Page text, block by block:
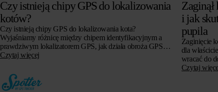
Czy istnieją chipy GPS do lokalizowania
kotów?
Czy istnieją chipy GPS do lokalizowania kota?
Wyjaśniamy różnicę między chipem identyfikacyjnym a
prawdziwym lokalizatorem GPS, jak działa obroża GPS
dla kotów, czy jest to możliwe bez abonamentu i na co
Czytaj więcej
i jak
pupila
Zaginięcie
dla
wracać do
bezsilności
Czytaj